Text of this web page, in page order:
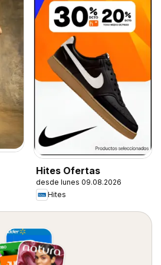
Hites Ofertas
desde lunes 09.08.2026
Hites